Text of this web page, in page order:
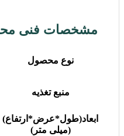
مشخصات فنی
نوع محصول
منبع تغذیه
ابعاد(طول*عرض*ارتفاع)
(میلی متر)